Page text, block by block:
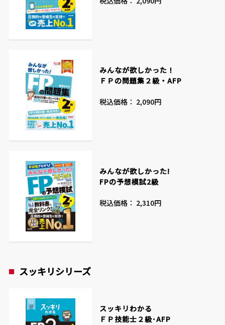
みんなが欲しかった！
ＦＰの問題集２級・AFP
税込価格： 2,090円
みんなが欲しかった!
FPの予想模試2級
税込価格： 2,310円
スッキリシリーズ
スッキリわかる
ＦＰ技能士２級･AFP